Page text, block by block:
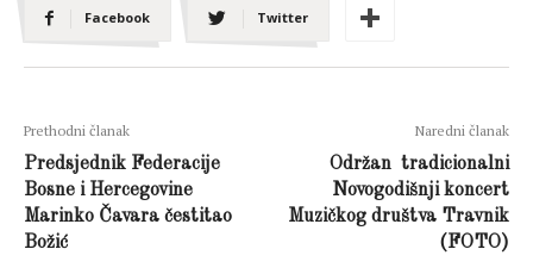
Facebook Twitter
Prethodni članak
Predsjednik Federacije
Bosne i Hercegovine
Marinko Čavara čestitao
Božić
Naredni članak
Održan tradicionalni
Novogodišnji koncert
Muzičkog društva Travnik
(FOTO)